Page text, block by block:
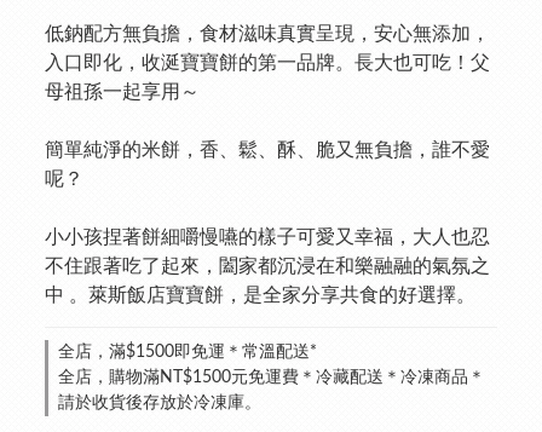
低鈉配方無負擔，食材滋味真實呈現，安心無添加，
入口即化，收涎寶寶餅的第一品牌。長大也可吃！父
母祖孫一起享用～
簡單純淨的米餅，香、鬆、酥、脆又無負擔，誰不愛
呢？
小小孩捏著餅細嚼慢嚥的樣子可愛又幸福，大人也忍
不住跟著吃了起來，闔家都沉浸在和樂融融的氣氛之
中 。萊斯飯店寶寶餅，是全家分享共食的好選擇。
全店，滿$1500即免運＊常溫配送*
全店，購物滿NT$1500元免運費＊冷藏配送＊冷凍商品＊
請於收貨後存放於冷凍庫。